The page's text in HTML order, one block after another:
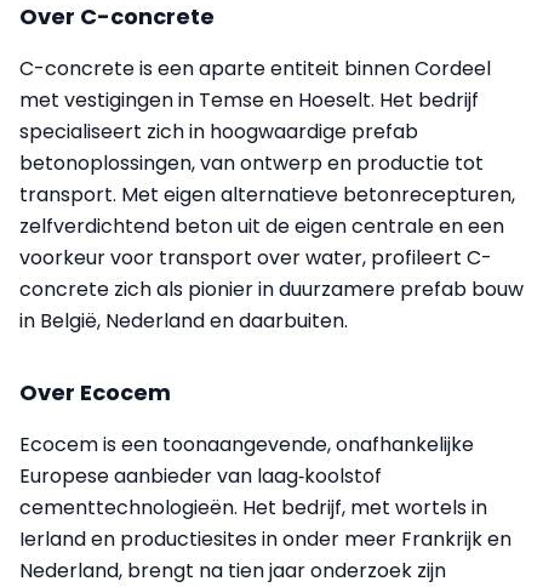
Over C-concrete
C-concrete is een aparte entiteit binnen Cordeel
met vestigingen in Temse en Hoeselt. Het bedrijf
specialiseert zich in hoogwaardige prefab
betonoplossingen, van ontwerp en productie tot
transport. Met eigen alternatieve betonrecepturen,
zelfverdichtend beton uit de eigen centrale en een
voorkeur voor transport over water, profileert C-
concrete zich als pionier in duurzamere prefab bouw
in België, Nederland en daarbuiten.
Over Ecocem
Ecocem is een toonaangevende, onafhankelijke
Europese aanbieder van laag‑koolstof
cementtechnologieën. Het bedrijf, met wortels in
Ierland en productiesites in onder meer Frankrijk en
Nederland, brengt na tien jaar onderzoek zijn